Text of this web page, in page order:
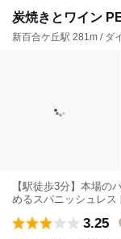
炭焼きとワイン
新百合ケ丘駅 281m / ダ
【駅徒歩3分】本場の
めるスパニッシュレス
3.25